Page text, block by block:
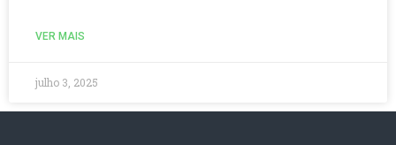
VER MAIS
julho 3, 2025